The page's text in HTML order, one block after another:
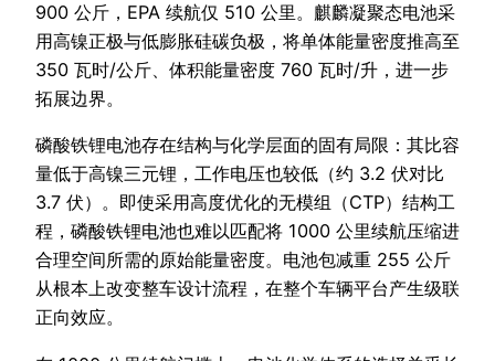
900 公斤，EPA 续航仅 510 公里。麒麟凝聚态电池采
用高镍正极与低膨胀硅碳负极，将单体能量密度推高至
350 瓦时/公斤、体积能量密度 760 瓦时/升，进一步
拓展边界。
磷酸铁锂电池存在结构与化学层面的固有局限：其比容
量低于高镍三元锂，工作电压也较低（约 3.2 伏对比
3.7 伏）。即使采用高度优化的无模组（CTP）结构工
程，磷酸铁锂电池也难以匹配将 1000 公里续航压缩进
合理空间所需的原始能量密度。电池包减重 255 公斤
从根本上改变整车设计流程，在整个车辆平台产生级联
正向效应。